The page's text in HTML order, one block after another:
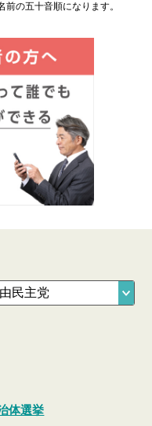
の五十音順になります。
体選挙